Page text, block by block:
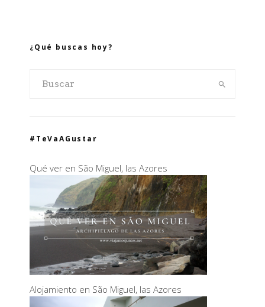
¿Qué buscas hoy?
#TeVaAGustar
Qué ver en São Miguel, las Azores
Alojamiento en São Miguel, las Azores